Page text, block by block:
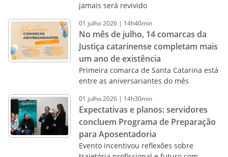
jamais será revivido
01 julho2026 | 14h40min
No mês de julho, 14 comarcas da
Justiça catarinense completam mais
um ano de existência
Primeira comarca de Santa Catarina está
entre as aniversariantes do mês
01 julho2026 | 14h30min
Expectativas e planos: servidores
concluem Programa de Preparação
para Aposentadoria
Evento incentivou reflexões sobre